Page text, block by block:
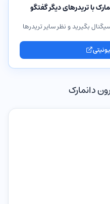
با تریدرهای دیگر گفتگو
بگیرید و نظر سایر تریدرها
دانمارک